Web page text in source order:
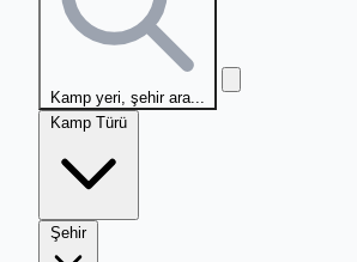
Kamp yeri, şehir ara...
Kamp Türü
Şehir